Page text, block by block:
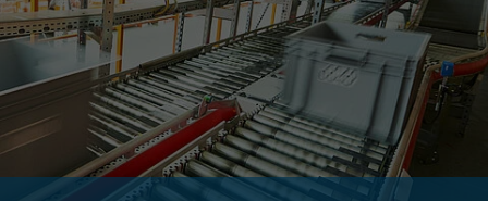
português
România
Română
Schweiz
deutsch français
Singapore